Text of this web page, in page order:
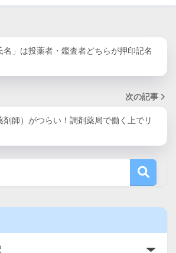
名」は投薬者・鑑査者どちらが押印記名
次の記事
師）がつらい！調剤薬局で働く上でリ